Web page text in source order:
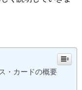
・カードの概要